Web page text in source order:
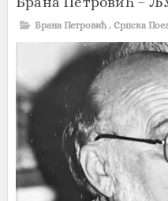
Брана Петровић , Српска